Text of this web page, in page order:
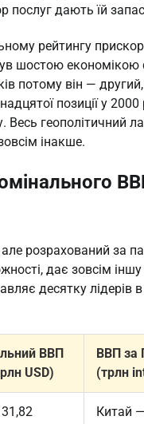
послуг дають їй запас
рейтингу
шостою економікою
потому він —
позиції у 2000
Весь геополітичний
інакше.
розрахований за
дає зовсім
десятку лідерів
ВВП
USD)
ВВП за
(трлн
Китай